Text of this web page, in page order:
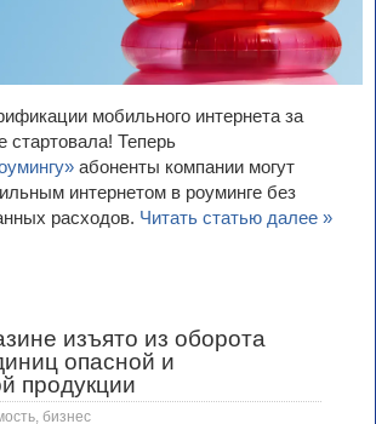
мобильного интернета за
стартовала! Теперь
абоненты компании могут
интернетом в роуминге без
расходов. Читать статью далее »
изъято из оборота
опасной и
продукции
бизнес